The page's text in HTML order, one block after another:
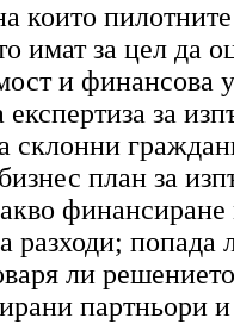
които
за цел да
и
за
склонни
план за
попада
ли
партньори